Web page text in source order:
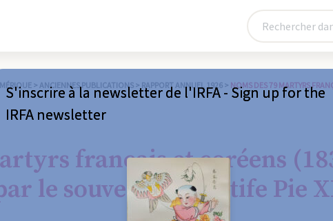
> ANCIENNES PUBLICATIONS > RAPPORT ANNUEL 1926 > NOMS DES 79 MARTYRS
français et coréens
le souverain pointife Pie
S'inscrire à la newsletter de l'IRFA - Sign up for the
IRFA newsletter